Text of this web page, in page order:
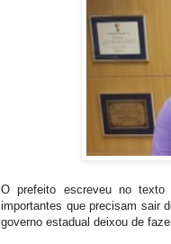
O prefeito escreveu no texto
importantes que precisam sair
governo estadual deixou de